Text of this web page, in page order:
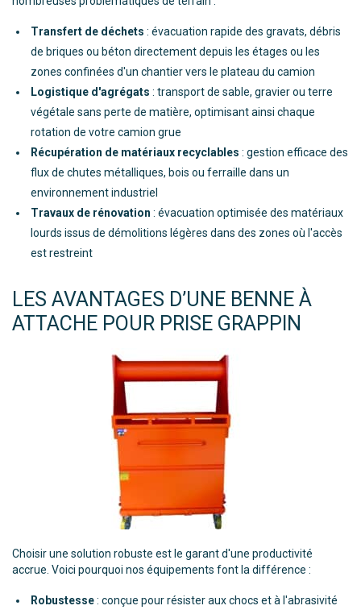
Transfert de déchets : évacuation rapide des gravats, débris
de briques ou béton directement depuis les étages ou les
zones confinées d'un chantier vers le plateau du camion
Logistique d'agrégats : transport de sable, gravier ou terre
végétale sans perte de matière, optimisant ainsi chaque
rotation de votre camion grue
Récupération de matériaux recyclables : gestion efficace des
flux de chutes métalliques, bois ou ferraille dans un
environnement industriel
Travaux de rénovation : évacuation optimisée des matériaux
lourds issus de démolitions légères dans des zones où l'accès
est restreint
LES AVANTAGES D’UNE BENNE À
ATTACHE POUR PRISE GRAPPIN
Choisir une solution robuste est le garant d'une productivité
accrue. Voici pourquoi nos équipements font la différence :
Robustesse: conçue pour résister aux chocs et à l'abrasivité